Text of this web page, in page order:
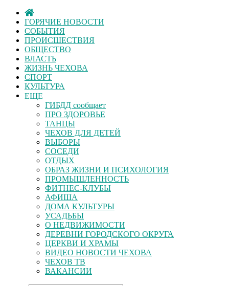
ГОРЯЧИЕ НОВОСТИ
СОБЫТИЯ
ПРОИСШЕСТВИЯ
ОБЩЕСТВО
ВЛАСТЬ
ЖИЗНЬ ЧЕХОВА
СПОРТ
КУЛЬТУРА
ЕЩЕ
ГИБДД сообщает
ПРО ЗДОРОВЬЕ
ТАНЦЫ
ЧЕХОВ ДЛЯ ДЕТЕЙ
ВЫБОРЫ
СОСЕДИ
ОТДЫХ
ОБРАЗ ЖИЗНИ И ПСИХОЛОГИЯ
ПРОМЫШЛЕННОСТЬ
ФИТНЕС-КЛУБЫ
АФИША
ДОМА КУЛЬТУРЫ
УСАДЬБЫ
О НЕДВИЖИМОСТИ
ДЕРЕВНИ ГОРОДСКОГО ОКРУГА
ЦЕРКВИ И ХРАМЫ
ВИДЕО НОВОСТИ ЧЕХОВА
ЧЕХОВ ТВ
ВАКАНСИИ